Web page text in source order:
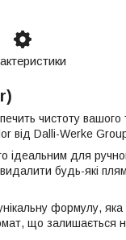
чистоту
від Dalli-Werke
для
будь-які
формулу, яка
що залишається